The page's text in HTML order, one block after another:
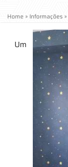
Home » Informações »
Um